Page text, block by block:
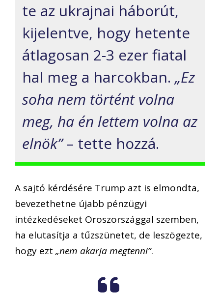
te az ukrajnai háborút,
kijelentve, hogy hetente
átlagosan 2-3 ezer fiatal
hal meg a harcokban. „Ez
soha nem történt volna
meg, ha én lettem volna az
elnök”– tette hozzá.
A sajtó kérdésére Trump azt is elmondta,
bevezethetne újabb pénzügyi
intézkedéseket Oroszországgal szemben,
ha elutasítja a tűzszünetet, de leszögezte,
hogy ezt „nem akarja megtenni”.